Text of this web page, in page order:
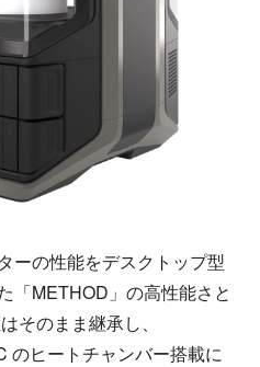
ーの性能をデスクトップ型
「METHOD」の高性能さと
そのまま継承し、
のヒートチャンバー搭載に